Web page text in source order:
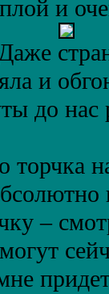
и
и
до нас
торчка
–